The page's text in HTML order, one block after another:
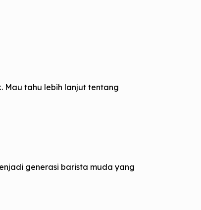
Mau tahu lebih lanjut tentang
generasi barista muda yang